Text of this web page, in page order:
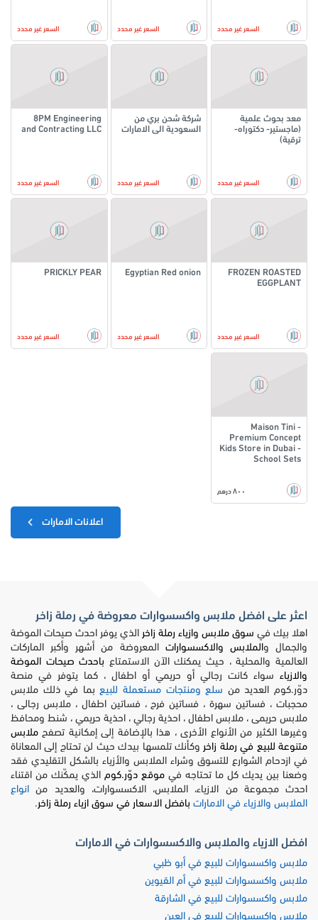
السعر غير محدد السعر غير محدد السعر غير محدد
معد بحوث علمية
(ماجستير- دكتوراه-
ترقية)
السعر غير محدد
شركة شحن بري من
السعودية الى الامارات
السعر غير محدد
8PM Engineering
and Contracting LLC
السعر غير محدد
FROZEN ROASTED
EGGPLANT
السعر غير محدد
Egyptian Red onion
السعر غير محدد
PRICKLY PEAR
السعر غير محدد
Maison Tini -
Premium Concept
Kids Store in Dubai -
School Sets
٨٠٠ درهم
اعلانات الامارات
اعثر على افضل ملابس واكسسوارات معروضة في رملة زاخر
اهلا بيك في سوق ملابس وازياء رملة زاخر الذي يوفر احدث صيحات الموضة
والجمال و الملابس والاكسسوارات المعروضة من أشهر وأكبر الماركات
العالمية والمحلية ، حيث يمكنك الآن الاستمتاع باحدث صيحات الموضة
والازياء سواء كانت رجالي أو حريمي أو اطفال ، كما يتوفر في منصة
دوّر.كوم العديد من سلع ومنتجات مستعملة للبيع بما في ذلك ملابس
محجبات ، فساتين سهرة ، فساتين فرح ، فساتين اطفال ، ملابس رجالى ،
ملابس حريمى ، ملابس اطفال ، احذية رجالي ، احذية حريمي ، شنط ومحافظ
وغيرها الكثير من الأنواع الأخرى ، هذا بالإضافة إلى إمكانية تصفح ملابس
متنوعة للبيع في رملة زاخر وكأنك تلمسها بيدك حيث لن تحتاج إلى المعاناة
في ازدحام الشوارع للتسوق وشراء الملابس والأزياء بالشكل التقليدي فقد
وضعنا بين يديك كل ما تحتاجه في موقع دوّر.كوم الذي يمكّنك من اقتناء
احدث مجموعة من الازياء، الملابس، الاكسسوارات، والعديد من
انواع
الملابس والازياء في الامارات بافضل الاسعار في سوق ازياء رملة زاخر.
افضل الازياء والملابس والاكسسوارات في الامارات
ملابس واكسسوارات للبيع في أبو ظبي
ملابس واكسسوارات للبيع في أم القيوين
ملابس واكسسوارات للبيع في الشارقة
ملابس واكسسوارات للبيع في العين